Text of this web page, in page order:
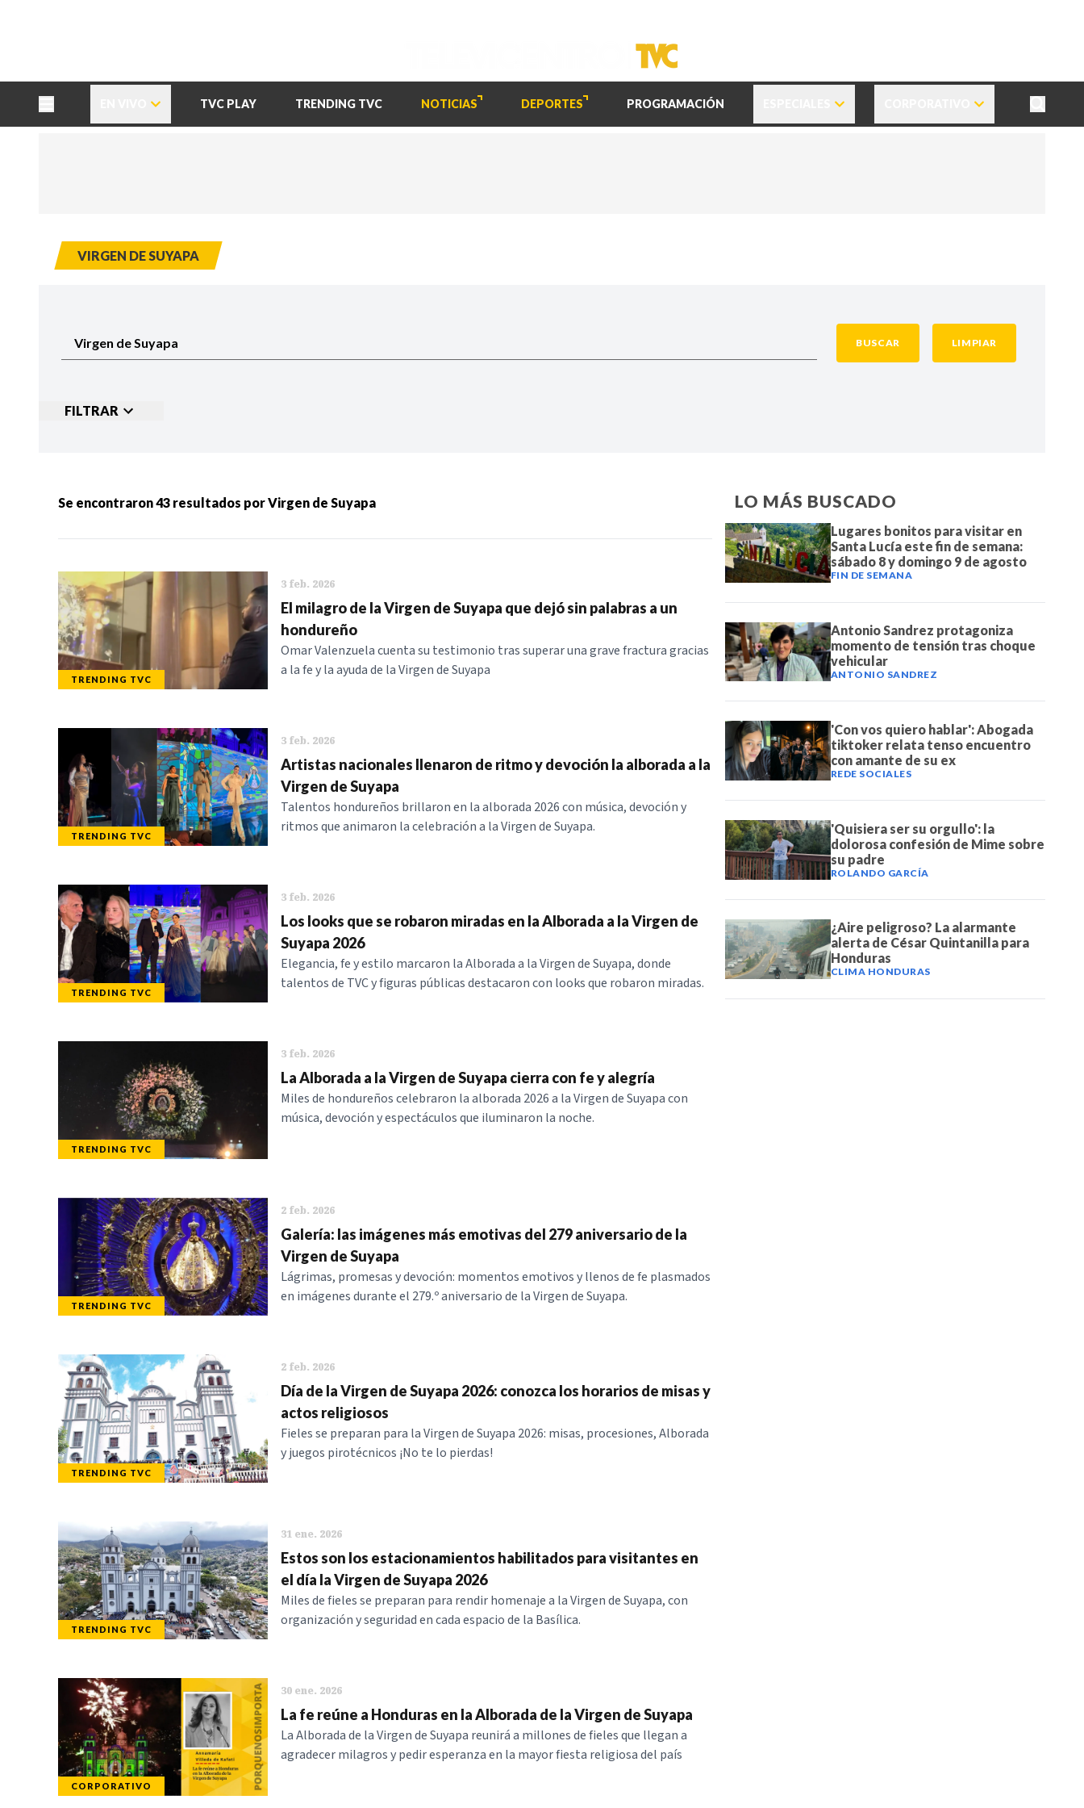
TVC PLAY TRENDING TVC NOTICIAS DEPORTES PROGRAMACIÓN
VIRGEN DE SUYAPA
BUSCAR LIMPIAR
FILTRAR
Categorias: NOTICIAS SERIES
Se encontraron43 resultados porVirgen de Suyapa
TRENDING TVC
3 feb. 2026
El milagro de la Virgen de Suyapa que dejó sin palabras a un
hondureño
Omar Valenzuela cuenta su testimonio tras superar una grave fractura gracias
a la fe y la ayuda de la Virgen de Suyapa
TRENDING TVC
3 feb. 2026
Artistas nacionales llenaron de ritmo y devoción la alborada a la
Virgen de Suyapa
Talentos hondureños brillaron en la alborada 2026 con música, devoción y
ritmos que animaron la celebración a la Virgen de Suyapa.
TRENDING TVC
3 feb. 2026
Los looks que se robaron miradas en la Alborada a la Virgen de
Suyapa 2026
Elegancia, fe y estilo marcaron la Alborada a la Virgen de Suyapa, donde
talentos de TVC y figuras públicas destacaron con looks que robaron miradas.
TRENDING TVC
3 feb. 2026
La Alborada a la Virgen de Suyapa cierra con fe y alegría
Miles de hondureños celebraron la alborada 2026 a la Virgen de Suyapa con
música, devoción y espectáculos que iluminaron la noche.
TRENDING TVC
2 feb. 2026
Galería: las imágenes más emotivas del 279 aniversario de la
Virgen de Suyapa
Lágrimas, promesas y devoción: momentos emotivos y llenos de fe plasmados
en imágenes durante el 279.º aniversario de la Virgen de Suyapa.
TRENDING TVC
2 feb. 2026
Día de la Virgen de Suyapa 2026: conozca los horarios de misas y
actos religiosos
Fieles se preparan para la Virgen de Suyapa 2026: misas, procesiones, Alborada
y juegos pirotécnicos ¡No te lo pierdas!
TRENDING TVC
31 ene. 2026
Estos son los estacionamientos habilitados para visitantes en
el día la Virgen de Suyapa 2026
Miles de fieles se preparan para rendir homenaje a la Virgen de Suyapa, con
organización y seguridad en cada espacio de la Basílica.
CORPORATIVO
30 ene. 2026
La fe reúne a Honduras en la Alborada de la Virgen de Suyapa
La Alborada de la Virgen de Suyapa reunirá a millones de fieles que llegan a
agradecer milagros y pedir esperanza en la mayor fiesta religiosa del país
LO MÁS BUSCADO
Lugares bonitos para visitar en
Santa Lucía este fin de semana:
sábado 8 y domingo 9 de agosto
FIN DE SEMANA
Antonio Sandrez protagoniza
momento de tensión tras choque
vehicular
ANTONIO SANDREZ
'Con vos quiero hablar': Abogada
tiktoker relata tenso encuentro
con amante de su ex
REDE SOCIALES
'Quisiera ser su orgullo': la
dolorosa confesión de Mime sobre
su padre
ROLANDO GARCÍA
¿Aire peligroso? La alarmante
alerta de César Quintanilla para
Honduras
CLIMA HONDURAS